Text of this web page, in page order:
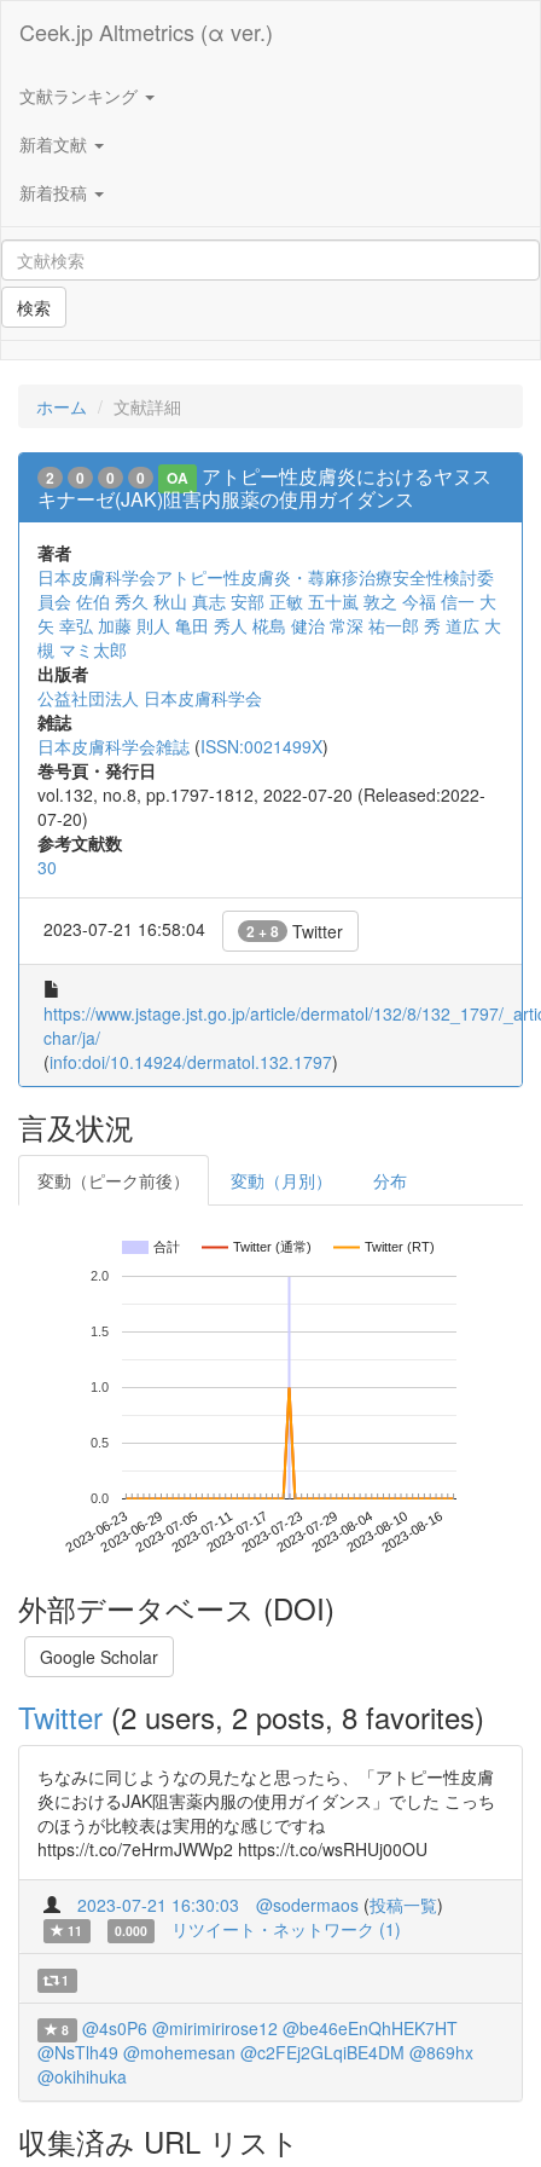
Ceek.jp Altmetrics (α ver.)
文献ランキング
新着文献
新着投稿
検索
ホーム 文献詳細
2 0 0 0 OA
アトピー性皮膚炎におけるヤヌス
キナーゼ(JAK)阻害内服薬の使用ガイダンス
著者
日本皮膚科学会アトピー性皮膚炎・蕁麻疹治療安全性検討委
員会 佐伯 秀久 秋山 真志 安部 正敏 五十嵐 敦之 今福 信一 大
矢 幸弘 加藤 則人 亀田 秀人 椛島 健治 常深 祐一郎 秀 道広 大
槻 マミ太郎
出版者
公益社団法人 日本皮膚科学会
雑誌
日本皮膚科学会雑誌 (ISSN:0021499X)
巻号頁・発行日
vol.132, no.8, pp.1797-1812, 2022-07-20 (Released:2022-
07-20)
参考文献数
30
2023-07-21 16:58:04 2 + 8 Twitter
https://www.jstage.jst.go.jp/article/dermatol/132/8/132_1797/
char/ja/
(info:doi/10.14924/dermatol.132.1797)
言及状況
変動（ピーク前後） 変動（月別） 分布
合計 Twitter (通常) Twitter (RT)
2023-06-232023-06-292023-07-052023-07-112023-07-172023-07-232023-07-292023-08-042023-08-102023-08-16
0.0
0.5
1.0
1.5
2.0
外部データベース (DOI)
Google Scholar
Twitter (2 users, 2 posts, 8 favorites)
ちなみに同じようなの見たなと思ったら、「アトピー性皮膚
炎におけるJAK阻害薬内服の使用ガイダンス」でした こっち
のほうが比較表は実用的な感じですね
https://t.co/7eHrmJWWp2 https://t.co/wsRHUj00OU
2023-07-21 16:30:03 @sodermaos (投稿一覧)
11 0.000 リツイート・ネットワーク (1)
1
8 @4s0P6 @mirimirirose12 @be46eEnQhHEK7HT
@NsTlh49 @mohemesan @c2FEj2GLqiBE4DM @869hx
@okihihuka
収集済み URL リスト